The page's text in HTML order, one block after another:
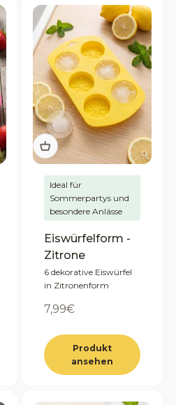
Ideal für
Sommerpartys und
besondere Anlässe
Eiswürfelform -
Zitrone
6 dekorative Eiswürfel
in Zitronenform
Angebot
7,99€
Produkt
ansehen